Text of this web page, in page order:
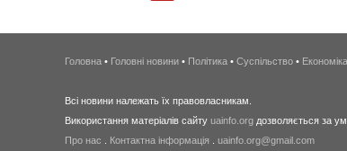
Головна • Головні новини • Політика • Суспільство • Економіка
Всі новини належать їх правовласникам.
Використання матеріалів сайту uainfo.org дозволяється за
Про нас
Контактна інформація uainfo.org@gmail.com